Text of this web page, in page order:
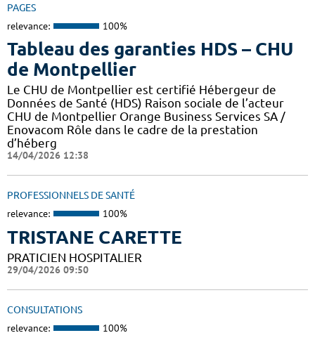
PAGES
relevance: 100%
Tableau des garanties HDS – CHU
de Montpellier
Le CHU de Montpellier est certifié Hébergeur de
Données de Santé (HDS) Raison sociale de l’acteur
CHU de Montpellier Orange Business Services SA /
Enovacom Rôle dans le cadre de la prestation
d’héberg
14/04/2026 12:38
PROFESSIONNELS DE SANTÉ
relevance: 100%
TRISTANE CARETTE
PRATICIEN HOSPITALIER
29/04/2026 09:50
CONSULTATIONS
relevance: 100%